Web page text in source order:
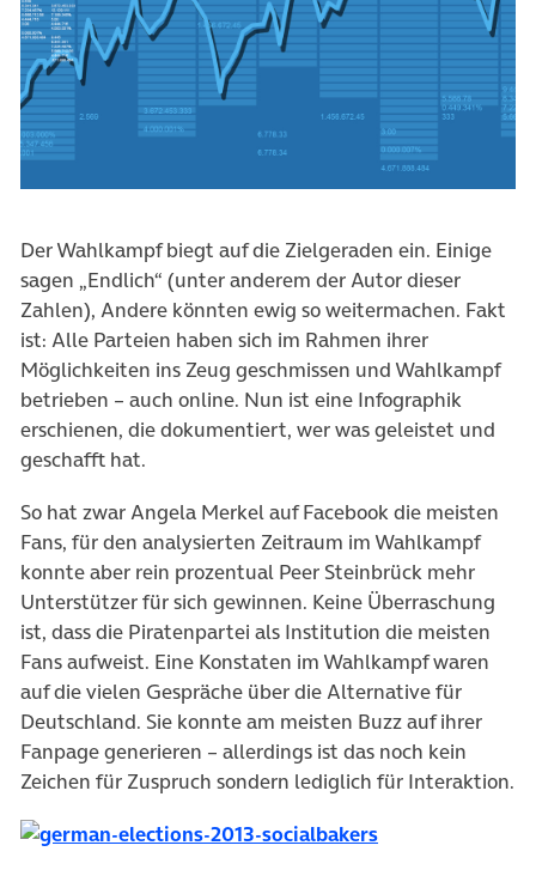
Der Wahlkampf biegt auf die Zielgeraden ein. Einige
sagen „Endlich“ (unter anderem der Autor dieser
Zahlen), Andere könnten ewig so weitermachen. Fakt
ist: Alle Parteien haben sich im Rahmen ihrer
Möglichkeiten ins Zeug geschmissen und Wahlkampf
betrieben – auch online. Nun ist eine Infographik
erschienen, die dokumentiert, wer was geleistet und
geschafft hat.
So hat zwar Angela Merkel auf Facebook die meisten
Fans, für den analysierten Zeitraum im Wahlkampf
konnte aber rein prozentual Peer Steinbrück mehr
Unterstützer für sich gewinnen. Keine Überraschung
ist, dass die Piratenpartei als Institution die meisten
Fans aufweist. Eine Konstaten im Wahlkampf waren
auf die vielen Gespräche über die Alternative für
Deutschland. Sie konnte am meisten Buzz auf ihrer
Fanpage generieren – allerdings ist das noch kein
Zeichen für Zuspruch sondern lediglich für Interaktion.